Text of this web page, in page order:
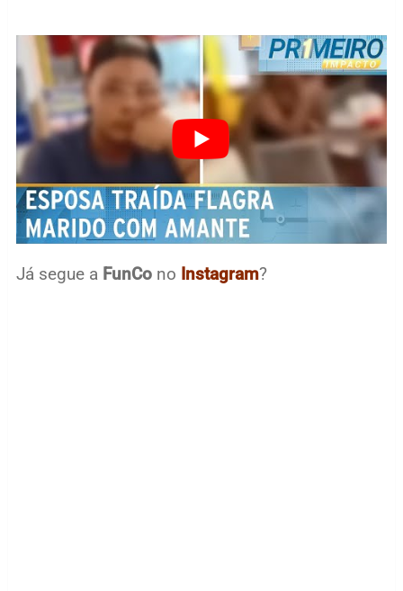
Já segue a FunCono Instagram?